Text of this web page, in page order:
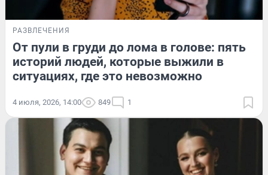
РАЗВЛЕЧЕНИЯ
От пули в груди до лома в голове: пять
историй людей, которые выжили в
ситуациях, где это невозможно
4 июля, 2026, 14:00 849 1